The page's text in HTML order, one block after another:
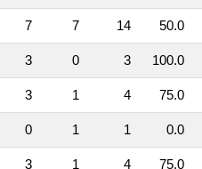
7 7 14 50.0
3 0 3 100.0
3 1 4 75.0
0 1 1 0.0
3 1 4 75.0